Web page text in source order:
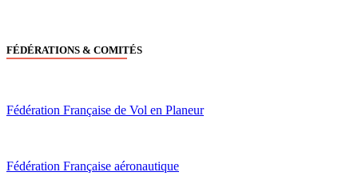
FÉDÉRATIONS & COMITÉS
Fédération Française de Vol en Planeur
Fédération Française aéronautique